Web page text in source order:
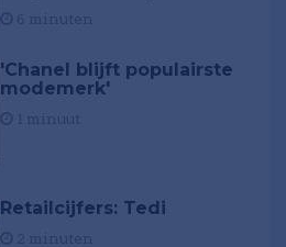
'Chanel blijft populairste
modemerk'
Retailcijfers: Tedi